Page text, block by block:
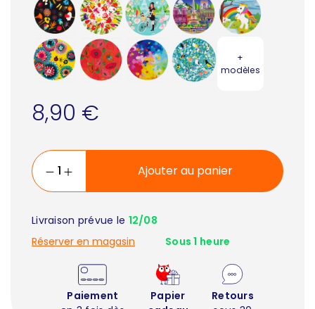
+
modèles
8,90 €
Ajouter au panier
Livraison prévue le 12/08
Réserver en magasin
Sous 1 heure
Paiement
Papier
Retours